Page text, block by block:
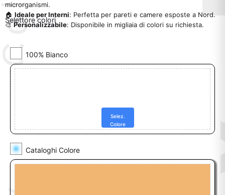
microrganismi.
🏠 Ideale per Interni: Perfetta per pareti e camere esposte a Nord.
🎨Personalizzabile: Disponibile in migliaia di colori su richiesta.
Selettore colori
Selez.
Colore